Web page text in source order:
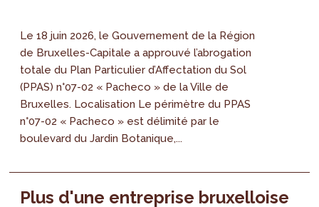
Le 18 juin 2026, le Gouvernement de la Région
de Bruxelles-Capitale a approuvé l’abrogation
totale du Plan Particulier d’Affectation du Sol
(PPAS) n°07-02 « Pacheco » de la Ville de
Bruxelles. Localisation Le périmètre du PPAS
n°07-02 « Pacheco » est délimité par le
boulevard du Jardin Botanique,...
Plus d'une entreprise bruxelloise